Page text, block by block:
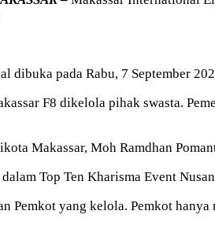
dibuka pada Rabu, 7 September
F8 dikelola pihak swasta.
Makassar, Moh Ramdhan
Top Ten Kharisma Event
Pemkot yang kelola. Pemkot